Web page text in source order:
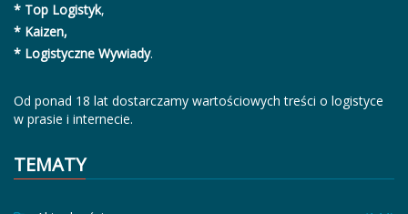
* Top Logistyk,
* Kaizen,
* Logistyczne Wywiady.
Od ponad 18 lat dostarczamy wartościowych treści o logistyce
w prasie i internecie.
TEMATY